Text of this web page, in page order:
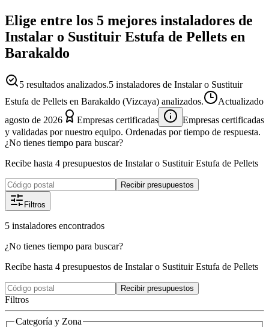
Elige entre los 5 mejores instaladores de
Instalar o Sustituir Estufa de Pellets en
Barakaldo
5 resultados analizados.5 instaladores de Instalar o Sustituir
Estufa de Pellets en Barakaldo (Vizcaya) analizados.
Actualizado
agosto de 2026
Empresas certificadas
Empresas certificadas
y validadas por nuestro equipo. Ordenadas por tiempo de respuesta.
¿No tienes tiempo para buscar?
Recibe hasta 4 presupuestos de Instalar o Sustituir Estufa de Pellets
Recibir presupuestos
Filtros
5 instaladores encontrados
¿No tienes tiempo para buscar?
Recibe hasta 4 presupuestos de Instalar o Sustituir Estufa de Pellets
Recibir presupuestos
Filtros
Categoría y Zona